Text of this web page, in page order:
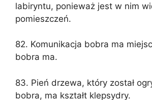
labiryntu, ponieważ jest w nim
pomieszczeń.
82. Komunikacja bobra ma
bobra ma.
83. Pień drzewa, który został
bobra, ma kształt klepsydry.